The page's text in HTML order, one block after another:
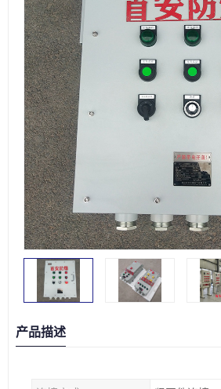
产品描述